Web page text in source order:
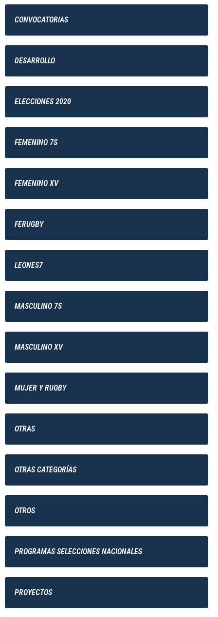
CONVOCATORIAS
DESARROLLO
ELECCIONES 2020
FEMENINO 7S
FEMENINO XV
FERUGBY
LEONES7
MASCULINO 7S
MASCULINO XV
MUJER Y RUGBY
OTRAS
OTRAS CATEGORÍAS
OTROS
PROGRAMAS SELECCIONES NACIONALES
PROYECTOS